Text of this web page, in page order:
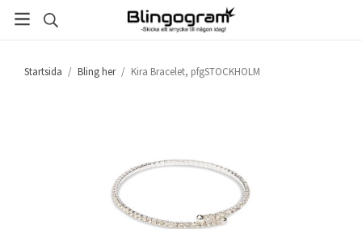
Startsida / Bling her / Kira Bracelet, pfgSTOCKHOLM